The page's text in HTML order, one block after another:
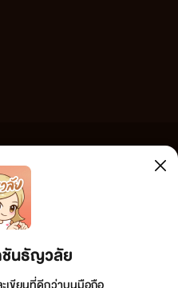
ชันธัญวลัย
ามใดๆ ทั้งสิ้น ดังนั้นผู้อ่านทุกท่านโปรดใช้
บข้อความใดๆ ที่ขัดต่อกฎหมายและศีลธรรม
ด้ดำเนินการในทันที ทั้งนี้ ทางเว็บไซต์ขอสงวน